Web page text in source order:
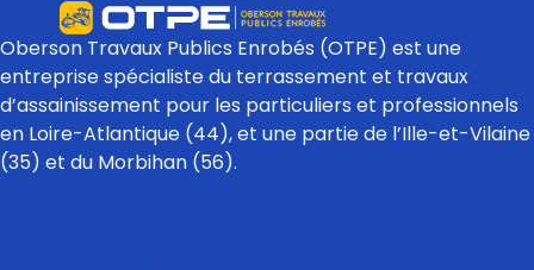
Oberson Travaux Publics Enrobés (OTPE) est une
entreprise spécialiste du terrassement et travaux
d’assainissement pour les particuliers et professionnels
en Loire-Atlantique (44), et une partie de l’Ille-et-Vilaine
(35) et du Morbihan (56).